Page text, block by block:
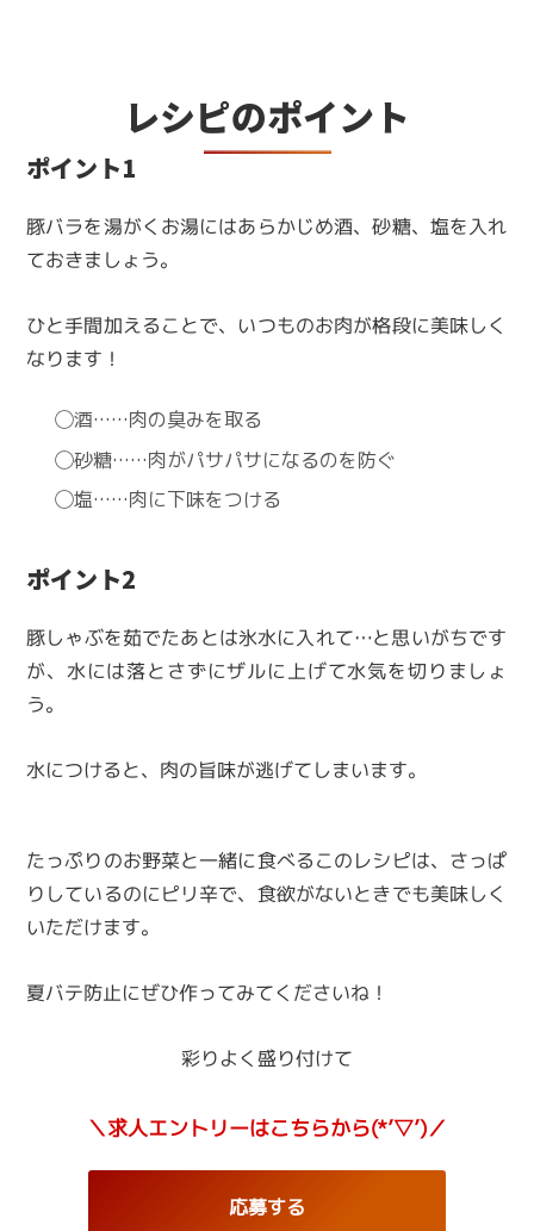
レシピのポイント
ポイント1
豚バラを湯がくお湯にはあらかじめ酒、砂糖、塩を入れ
ておきましょう。
ひと手間加えることで、いつものお肉が格段に美味しく
なります！
◯酒……肉の臭みを取る
◯砂糖……肉がパサパサになるのを防ぐ
◯塩……肉に下味をつける
ポイント2
豚しゃぶを茹でたあとは氷水に入れて…と思いがちです
が、水には落とさずにザルに上げて水気を切りましょ
う。
水につけると、肉の旨味が逃げてしまいます。
たっぷりのお野菜と一緒に食べるこのレシピは、さっぱ
りしているのにピリ辛で、食欲がないときでも美味しく
いただけます。
夏バテ防止にぜひ作ってみてくださいね！
彩りよく盛り付けて
＼求人エントリーはこちらから(*’▽’)／
応募する